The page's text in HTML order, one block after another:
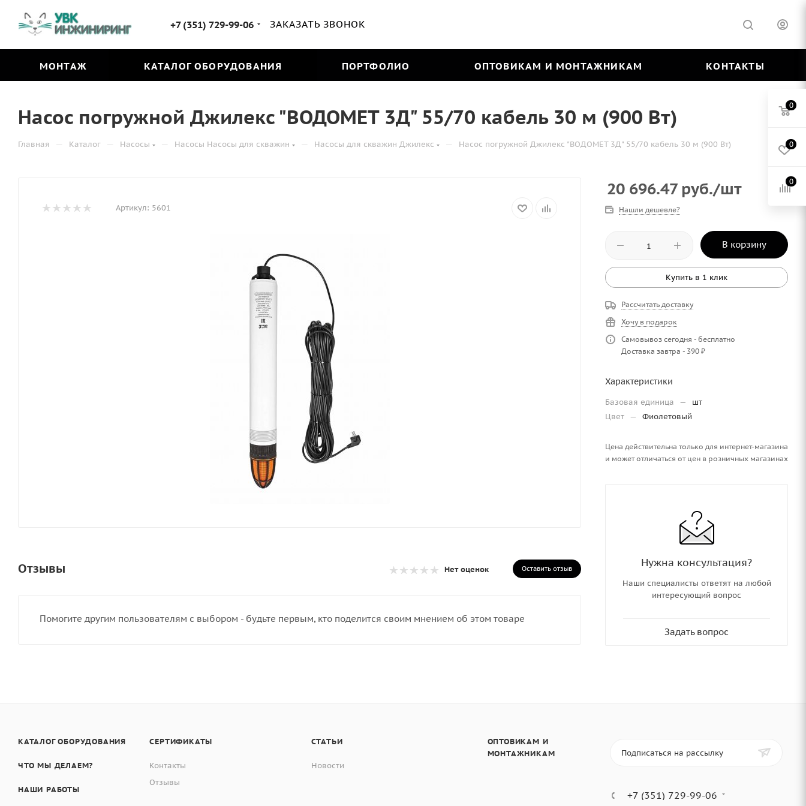
+7 (351) 729-99-06 ЗАКАЗАТЬ ЗВОНОК
МОНТАЖ КАТАЛОГ ОБОРУДОВАНИЯ ПОРТФОЛИО ОПТОВИКАМ И МОНТАЖНИКАМ КОНТАКТЫ
Насос погружной Джилекс "ВОДОМЕТ 3Д" 55/70 кабель 30 м (900 Вт)
Главная — Каталог — Насосы — Насосы Насосы для скважин — Насосы для скважин Джилекс — Насос погружной Джилекс "ВОДОМЕТ 3Д" 55/70 кабель 30 м (900 Вт)
Артикул: 5601
Отзывы Нет оценок Оставить отзыв
Помогите другим пользователям с выбором - будьте первым, кто поделится своим мнением об этом товаре
20 696.47руб./шт
Нашли дешевле?
В корзину
Купить в 1 клик
Рассчитать доставку
Хочу в подарок
Самовывоз сегодня - бесплатно
Доставка завтра - 390 ₽
Характеристики
Базовая единица —
шт
Цвет — Фиолетовый
Цена действительна только для интернет-магазина
и может отличаться от цен в розничных магазинах
Нужна консультация?
Наши специалисты ответят на любой
интересующий вопрос
Задать вопрос
КАТАЛОГ ОБОРУДОВАНИЯ
ЧТО МЫ ДЕЛАЕМ?
НАШИ РАБОТЫ
СЕРТИФИКАТЫ
Контакты
Отзывы
СТАТЬИ
Новости
ОПТОВИКАМ И
МОНТАЖНИКАМ
Подписаться на рассылку
+7 (351) 729-99-06
0
0
0